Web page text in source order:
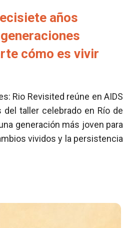
años
cómo es vivir
Rio Revisited reúne en AIDS
del taller celebrado en Río de
generación más joven para
vividos y la persistencia